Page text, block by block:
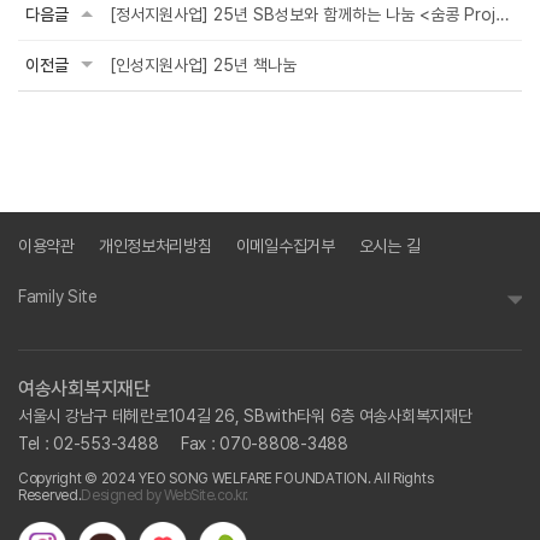
다음글 [정서지원사업] 25년 SB성보와 함께하는 나눔 <숨콩 Project>
이전글 [인성지원사업] 25년 책나눔
이용약관 개인정보처리방침 이메일수집거부 오시는 길
Family Site
여송사회복지재단
서울시 강남구 테헤란로104길 26, SBwith타워 6층 여송사회복지재단
Tel : 02-553-3488
Fax : 070-8808-3488
Copyright © 2024 YEO SONG WELFARE FOUNDATION. All Rights
Reserved.Designed by WebSite.co.kr.